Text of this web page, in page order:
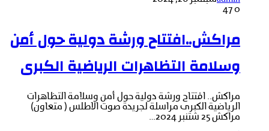
0
مراكش..افتتاح ورشة دولية حول أمن
وسلامة التظاهرات الرياضية الكبرى
مراكش.. افتتاح ورشة دولية حول أمن وسلامة التظاهرات
الرياضية الكبرى مراسلة لجريدة صوت الاطلس ( متعاون)
مراكش 25 شتنبر 2024…